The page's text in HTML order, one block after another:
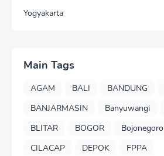
Yogyakarta
Main Tags
AGAM BALI BANDUNG
BANJARMASIN
Banyuwangi
BLITAR
BOGOR Bojonegoro
CILACAP
DEPOK
FPPA